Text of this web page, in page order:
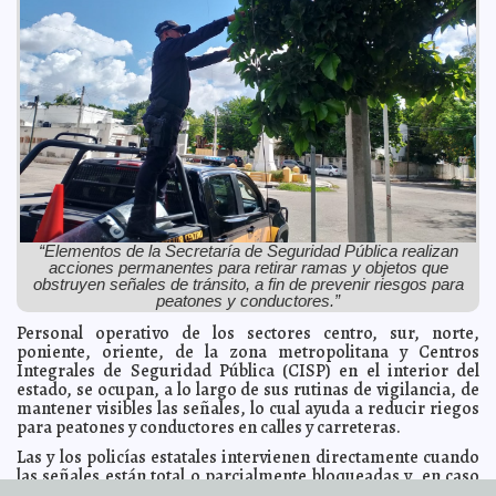
2025-10-17 16:08:05 Avanza a buen ritmo modernización del paso superior
vehicular de City Center A7
2025-10-17 16:04:14 Ayuntamiento de Mérida refuerza el orden en la vía
pública con retiro de puestos sin permiso. A7
2025-10-17 15:57:13 Cecilia Patrón impulsa justicia social con apoyos de
gestión en comisarías de Mérida. A7
2025-10-16 19:00:23 SDS imparte taller especializado en manejo de
cocodrilos A7
2025-10-16 18:53:39 Concluye Cecilia Patrón exitosa gira de trabajo y
vinculación en la búsqueda de más fondos y cooperación
internacional para Mérida.A7
2025-10-16 18:33:29 Yucatán envía brigada de apoyo a Veracruz tras
inundaciones A7
2025-10-16 18:24:10 Yucatán se posiciona como capital nacional del diseño
y la confección.
2025-10-16 18:19:11 Seguridad en Yucatán, una tarea diaria
2025-10-16 18:13:40 Reunión de trabajo de Ayuntamiento de Mérida y
Unesco A7
2025-10-15 18:59:01 Encuentro de meridanos en Bruselas. A7
2025-10-15 18:54:41 Este jueves 16 de octubre inicia el Buen Fin en el
Ayuntamiento de Mérida.
2025-10-15 18:45:47 Crece el emprendimiento de las meridanas mediante
los apoyos De Mujer a Mujer A7
“Elementos de la Secretaría de Seguridad Pública realizan
acciones permanentes para retirar ramas y objetos que
obstruyen señales de tránsito, a fin de prevenir riesgos para
peatones y conductores.”
Personal operativo de los sectores centro, sur, norte,
poniente, oriente, de la zona metropolitana y Centros
Integrales de Seguridad Pública (CISP) en el interior del
estado, se ocupan, a lo largo de sus rutinas de vigilancia, de
mantener visibles las señales, lo cual ayuda a reducir riegos
para peatones y conductores en calles y carreteras.
Las y los policías estatales intervienen directamente cuando
las señales están total o parcialmente bloqueadas y, en caso